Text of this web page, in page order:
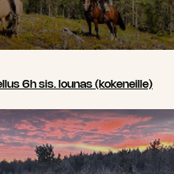
6h sis. lounas (kokeneille)